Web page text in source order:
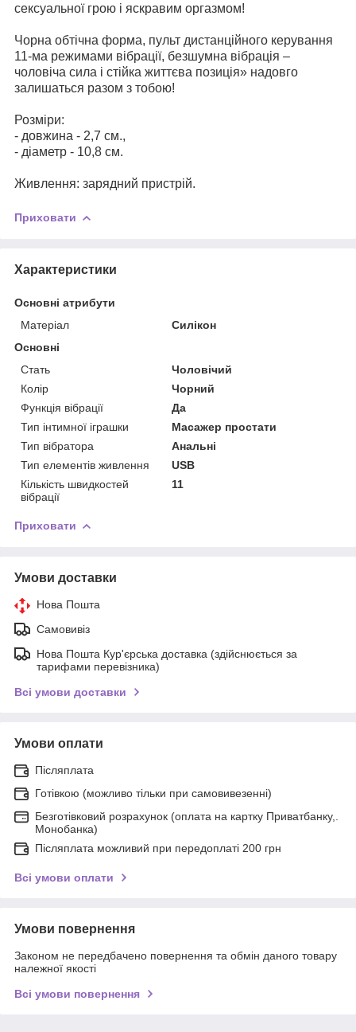
сексуальної грою і яскравим оргазмом!
Чорна обтічна форма, пульт дистанційного керування
11-ма режимами вібрації, безшумна вібрація –
чоловіча сила і стійка життєва позиція» надовго
залишаться разом з тобою!
Розміри:
- довжина - 2,7 см.,
- діаметр - 10,8 см.
Живлення: зарядний пристрій.
Приховати
Характеристики
Основні атрибути
Матеріал
Силікон
Основні
Стать
Чоловічий
Колір
Чорний
Функція вібрації
Да
Тип інтимної іграшки
Масажер простати
Тип вібратора
Анальні
Тип елементів живлення
USB
Кількість швидкостей
вібрації
11
Приховати
Умови доставки
Нова Пошта
Самовивіз
Нова Пошта Кур'єрська доставка (здійснюється за
тарифами перевізника)
Всі умови доставки
Умови оплати
Післяплата
Готівкою (можливо тільки при самовивезенні)
Безготівковий розрахунок (оплата на картку Приватбанку,.
Монобанка)
Післяплата можливий при передоплаті 200 грн
Всі умови оплати
Умови повернення
Законом не передбачено повернення та обмін даного товару
належної якості
Всі умови повернення